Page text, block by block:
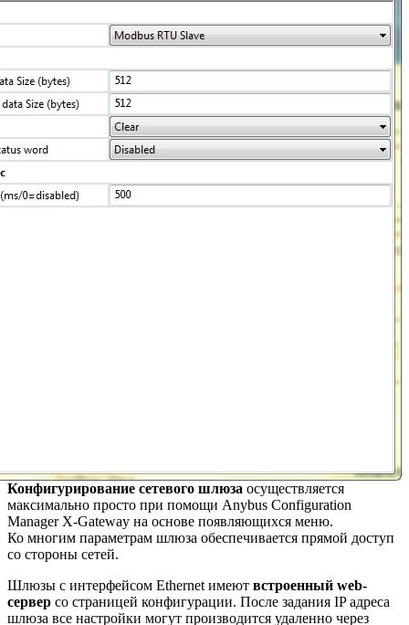
Конфигурирование сетевого шлюза осуществляется
максимально просто при помощи Anybus Configuration
Manager X-Gateway на основе появляющихся меню.
Ко многим параметрам шлюза обеспечивается прямой доступ
со стороны сетей.
Шлюзы с интерфейсом Ethernet имеют встроенный web-
сервер со страницей конфигурации. После задания IP адреса
шлюза все настройки могут производится удаленно через